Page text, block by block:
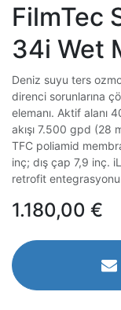
FilmTec
34i Wet
Deniz suyu ters
direnci sorunlarına
elemanı. Aktif alanı
akışı 7.500 gpd (28
TFC poliamid
inç; dış çap 7,9 inç.
retrofit
1.180,00 €